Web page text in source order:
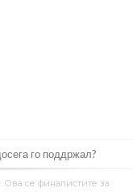
го поддржал?
Меси со четири бомби“
се финалистите за